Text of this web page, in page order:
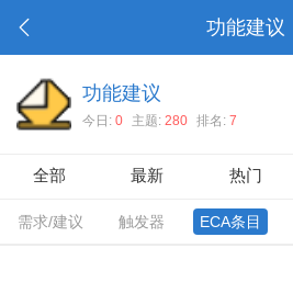
功能建议
功能建议
今日: 0 主题: 280 排名: 7
全部 最新 热门
需求/建议 触发器 ECA条目